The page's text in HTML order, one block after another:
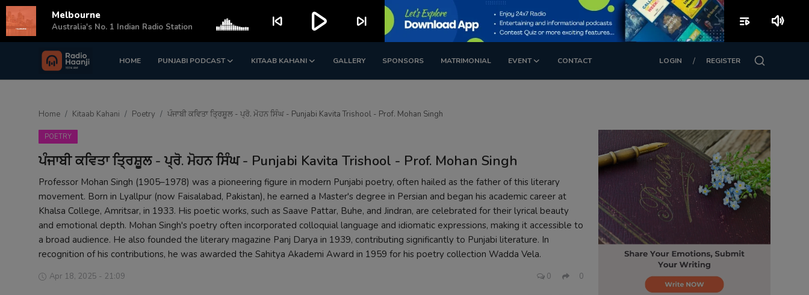
HOME PUNJABI PODCAST KITAAB KAHANI GALLERY SPONSORS MATRIMONIAL EVENT CONTACT LOGIN / REGISTER
Login Register
Punjabi Podcast
Kitaab Kahani
Sponsors
Matrimonial
Home Kitaab Kahani Poetry ਪੰਜਾਬੀ ਕਵਿਤਾ ਤ੍ਰਿਸ਼ੂਲ - ਪ੍ਰੋ. ਮੋਹਨ ਸਿੰਘ - Punjabi Kavita Trishool - Prof. Mohan Singh
POETRY
ਪੰਜਾਬੀ ਕਵਿਤਾ ਤ੍ਰਿਸ਼ੂਲ - ਪ੍ਰੋ. ਮੋਹਨ ਸਿੰਘ - Punjabi Kavita Trishool - Prof. Mohan Singh
Professor Mohan Singh (1905–1978) was a pioneering figure in modern Punjabi poetry, often hailed as the father of this literary
movement. Born in Lyallpur (now Faisalabad, Pakistan), he earned a Master's degree in Persian and began his academic career at
Khalsa College, Amritsar, in 1933. His poetic works, such as Saave Pattar, Buhe, and Jindran, are celebrated for their lyrical beauty
and emotional depth. Mohan Singh's poetry often incorporated colloquial language and idiomatic expressions, making it accessible to
a broad audience. He also founded the literary magazine Panj Darya in 1939, contributing significantly to Punjabi literature. In
recognition of his contributions, he was awarded the Sahitya Akademi Award in 1959 for his poetry collection Wadda Vela.
Apr 18, 2025 - 21:09 0 0
Melbourne
Australia's No. 1 Indian Radio Station skip_previous play_arrow skip_next playlist_play volume_up